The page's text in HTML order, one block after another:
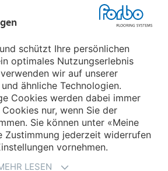
schützt Ihre persönlichen
optimales Nutzungserlebnis
wir auf unserer
ähnliche Technologien.
Cookies werden dabei immer
nur, wenn Sie der
Sie können unter «Meine
Zustimmung jederzeit widerrufen
vornehmen.
LESEN